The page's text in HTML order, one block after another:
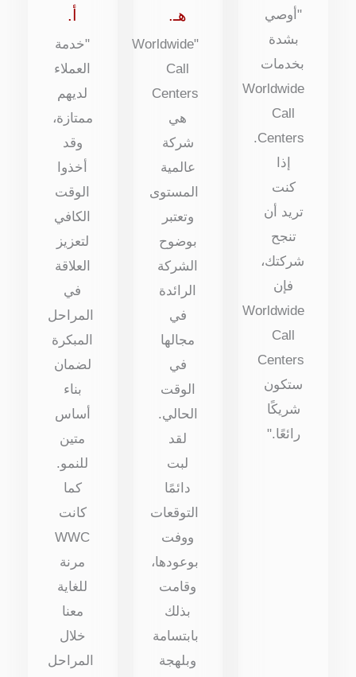
"أوصي
بشدة
بخدمات
Worldwide
Call
Centers.
إذا
كنت
تريد أن
تنجح
شركتك،
فإن
Worldwide
Call
Centers
ستكون
شريكًا
رائعًا."
هـ.
"Worldwide
Call
Centers
هي
شركة
عالمية
المستوى
وتعتبر
بوضوح
الشركة
الرائدة
في
مجالها
في
الوقت
الحالي.
لقد
لبت
دائمًا
التوقعات
ووفت
بوعودها،
وقامت
بذلك
بابتسامة
وبلهجة
أ.
"خدمة
العملاء
لديهم
ممتازة،
وقد
أخذوا
الوقت
الكافي
لتعزيز
العلاقة
في
المراحل
المبكرة
لضمان
بناء
أساس
متين
للنمو.
كما
كانت
WWC
مرنة
للغاية
معنا
خلال
المراحل